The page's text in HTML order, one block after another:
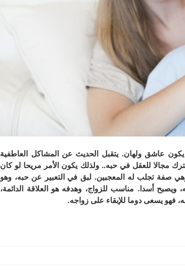
عاشق ولهان. يتقبل الحديث عن المشاكل العاطفية
مجالا للعقل في حبه.. ولذلك يكون الأمر مريحا لو كان
صفة تجلب له المعجبين. لبق في التعبير عن حبه، وهو
أسدا. مناسب للزواج، وهدفه هو العلاقة الدائمة،
فهو يسعى دوما للإبقاء على زواجه.